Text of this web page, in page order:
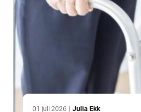
01 juli 2026 Julia Ekk